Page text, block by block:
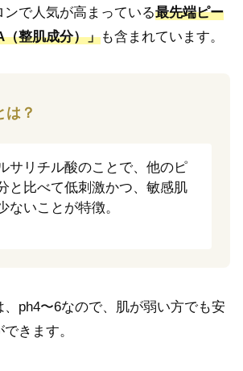
で人気が高まっている最先端ピー
整肌成分）」も含まれています。
は？
サリチル酸のことで、他のピ
と比べて低刺激かつ、敏感肌
ないことが特徴。
ph4〜6なので、肌が弱い方でも安
きます。